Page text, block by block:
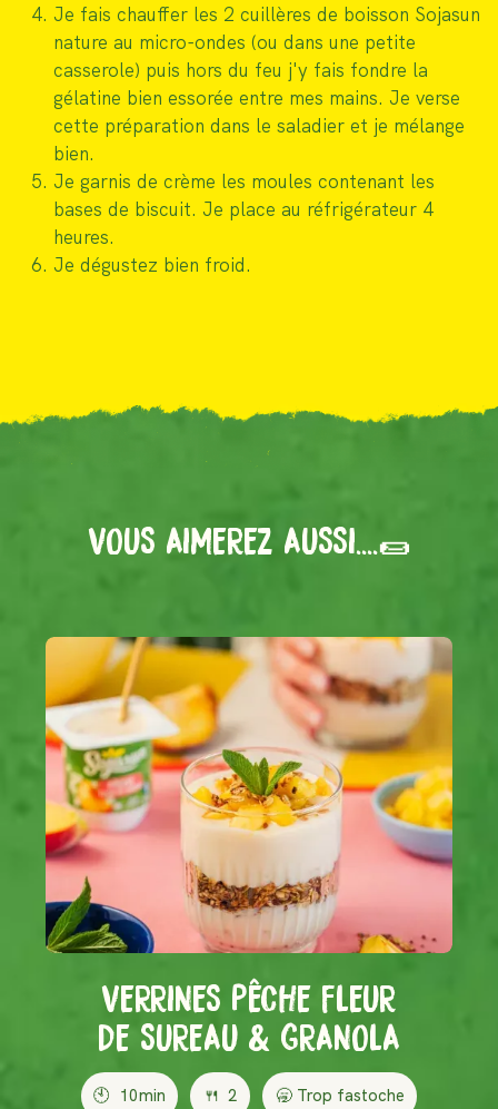
Je fais chauffer les 2 cuillères de boisson Sojasun
nature au micro-ondes (ou dans une petite
casserole) puis hors du feu j'y fais fondre la
gélatine bien essorée entre mes mains. Je verse
cette préparation dans le saladier et je mélange
bien.
Je garnis de crème les moules contenant les
bases de biscuit. Je place au réfrigérateur 4
heures.
Je dégustez bien froid.
VOUS AIMEREZ AUSSI....🌯
VERRINES PÊCHE FLEUR
DE SUREAU & GRANOLA
🕙 10min 🍴 2 🥱 Trop fastoche